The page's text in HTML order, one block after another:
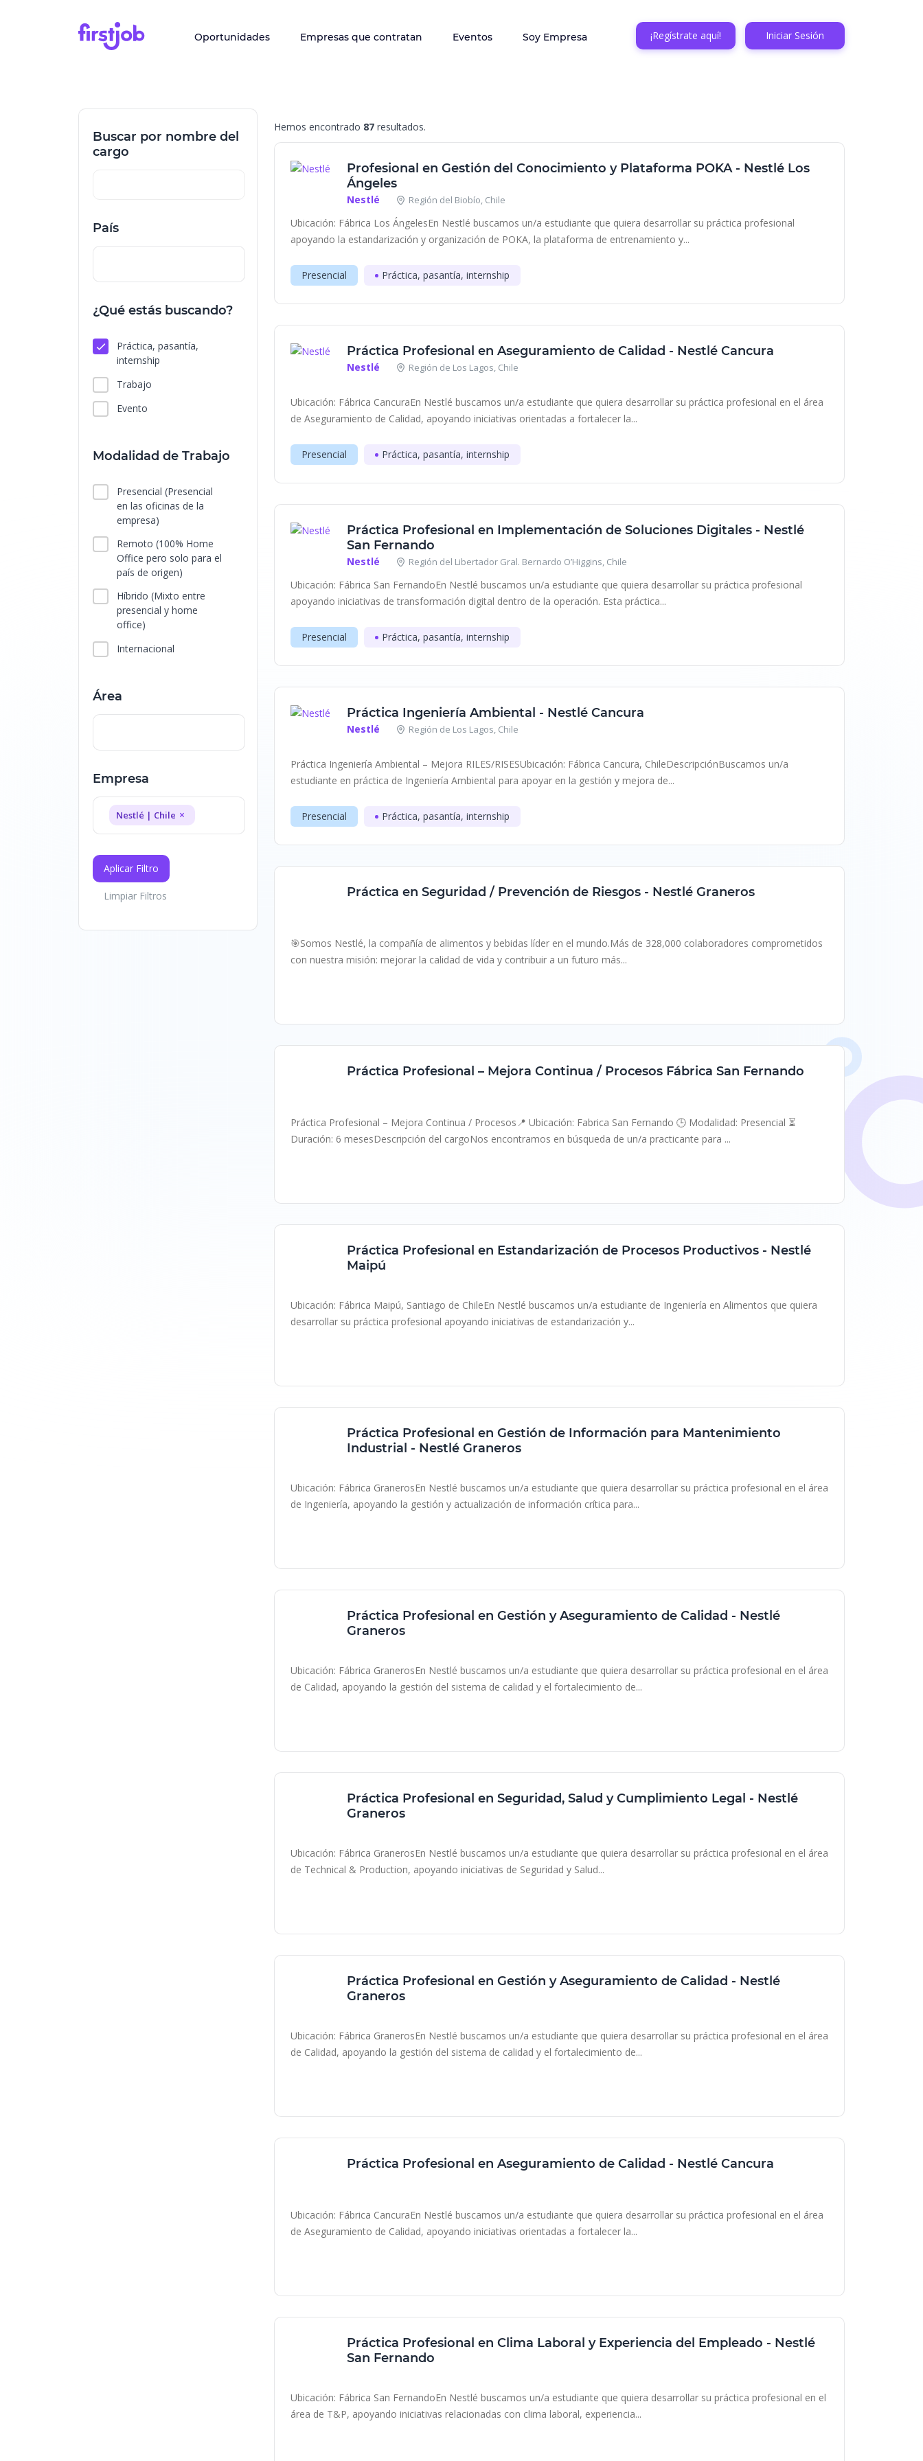
Oportunidades Empresas que contratan Eventos Soy Empresa ¡Regístrate aquí! Iniciar Sesión
Hemos encontrado 87 resultados.
Profesional en Gestión del Conocimiento y Plataforma POKA - Nestlé Los
Ángeles
Nestlé Región del Biobío, Chile
Ubicación: Fábrica Los ÁngelesEn Nestlé buscamos un/a estudiante que quiera desarrollar su práctica profesional
apoyando la estandarización y organización de POKA, la plataforma de entrenamiento y...
Presencial Práctica, pasantía, internship
Práctica Profesional en Aseguramiento de Calidad - Nestlé Cancura
Nestlé Región de Los Lagos, Chile
Ubicación: Fábrica CancuraEn Nestlé buscamos un/a estudiante que quiera desarrollar su práctica profesional en el área
de Aseguramiento de Calidad, apoyando iniciativas orientadas a fortalecer la...
Presencial Práctica, pasantía, internship
Práctica Profesional en Implementación de Soluciones Digitales - Nestlé
San Fernando
Nestlé Región del Libertador Gral. Bernardo O’Higgins, Chile
Ubicación: Fábrica San FernandoEn Nestlé buscamos un/a estudiante que quiera desarrollar su práctica profesional
apoyando iniciativas de transformación digital dentro de la operación. Esta práctica...
Presencial Práctica, pasantía, internship
Práctica Ingeniería Ambiental - Nestlé Cancura
Nestlé Región de Los Lagos, Chile
Práctica Ingeniería Ambiental – Mejora RILES/RISESUbicación: Fábrica Cancura, ChileDescripciónBuscamos un/a
estudiante en práctica de Ingeniería Ambiental para apoyar en la gestión y mejora de...
Presencial Práctica, pasantía, internship
Práctica en Seguridad / Prevención de Riesgos - Nestlé Graneros
🎯Somos Nestlé, la compañía de alimentos y bebidas líder en el mundo.Más de 328,000 colaboradores comprometidos
con nuestra misión: mejorar la calidad de vida y contribuir a un futuro más...
Práctica Profesional – Mejora Continua / Procesos Fábrica San Fernando
Práctica Profesional – Mejora Continua / Procesos📍 Ubicación: Fabrica San Fernando 🕒 Modalidad: Presencial ⏳
Duración: 6 mesesDescripción del cargoNos encontramos en búsqueda de un/a practicante para ...
Práctica Profesional en Estandarización de Procesos Productivos - Nestlé
Maipú
Ubicación: Fábrica Maipú, Santiago de ChileEn Nestlé buscamos un/a estudiante de Ingeniería en Alimentos que quiera
desarrollar su práctica profesional apoyando iniciativas de estandarización y...
Práctica Profesional en Gestión de Información para Mantenimiento
Industrial - Nestlé Graneros
Ubicación: Fábrica GranerosEn Nestlé buscamos un/a estudiante que quiera desarrollar su práctica profesional en el área
de Ingeniería, apoyando la gestión y actualización de información crítica para...
Práctica Profesional en Gestión y Aseguramiento de Calidad - Nestlé
Graneros
Ubicación: Fábrica GranerosEn Nestlé buscamos un/a estudiante que quiera desarrollar su práctica profesional en el área
de Calidad, apoyando la gestión del sistema de calidad y el fortalecimiento de...
Práctica Profesional en Seguridad, Salud y Cumplimiento Legal - Nestlé
Graneros
Ubicación: Fábrica GranerosEn Nestlé buscamos un/a estudiante que quiera desarrollar su práctica profesional en el área
de Technical & Production, apoyando iniciativas de Seguridad y Salud...
Práctica Profesional en Gestión y Aseguramiento de Calidad - Nestlé
Graneros
Ubicación: Fábrica GranerosEn Nestlé buscamos un/a estudiante que quiera desarrollar su práctica profesional en el área
de Calidad, apoyando la gestión del sistema de calidad y el fortalecimiento de...
Práctica Profesional en Aseguramiento de Calidad - Nestlé Cancura
Ubicación: Fábrica CancuraEn Nestlé buscamos un/a estudiante que quiera desarrollar su práctica profesional en el área
de Aseguramiento de Calidad, apoyando iniciativas orientadas a fortalecer la...
Práctica Profesional en Clima Laboral y Experiencia del Empleado - Nestlé
San Fernando
Ubicación: Fábrica San FernandoEn Nestlé buscamos un/a estudiante que quiera desarrollar su práctica profesional en el
área de T&P, apoyando iniciativas relacionadas con clima laboral, experiencia...
Buscar por nombre del
cargo
País
¿Qué estás buscando?
Práctica, pasantía,
internship
Trabajo
Evento
Modalidad de Trabajo
Presencial (Presencial
en las oficinas de la
empresa)
Remoto (100% Home
Office pero solo para el
país de origen)
Híbrido (Mixto entre
presencial y home
office)
Internacional
Área
Empresa
Nestlé | Chile ×
Aplicar Filtro
Limpiar Filtros